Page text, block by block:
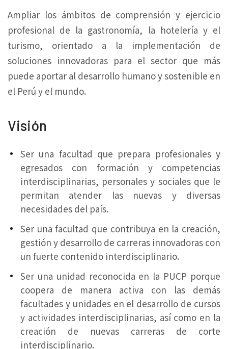
Ampliar los ámbitos de comprensión y ejercicio
profesional de la gastronomía, la hotelería y el
turismo, orientado a la implementación de
soluciones innovadoras para el sector que más
puede aportar al desarrollo humano y sostenible en
el Perú y el mundo.
Visión
Ser una facultad que prepara profesionales y
egresados con formación y competencias
interdisciplinarias, personales y sociales que le
permitan atender las nuevas y diversas
necesidades del país.
Ser una facultad que contribuya en la creación,
gestión y desarrollo de carreras innovadoras con
un fuerte contenido interdisciplinario.
Ser una unidad reconocida en la PUCP porque
coopera de manera activa con las demás
facultades y unidades en el desarrollo de cursos
y actividades interdisciplinarias, así como en la
creación de nuevas carreras de corte
interdisciplinario.